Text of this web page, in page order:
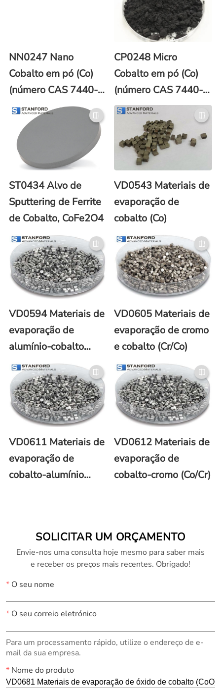
NN0247 Nano
Cobalto em pó (Co)
(número CAS 7440-
48-4)
CP0248 Micro
Cobalto em pó (Co)
(número CAS 7440-
48-4)
ST0434 Alvo de
Sputtering de Ferrite
de Cobalto, CoFe2O4
VD0543 Materiais de
evaporação de
cobalto (Co)
VD0594 Materiais de
evaporação de
alumínio-cobalto
(Al/Co)
VD0605 Materiais de
evaporação de cromo
e cobalto (Cr/Co)
VD0611 Materiais de
evaporação de
cobalto-alumínio
VD0612 Materiais de
evaporação de
cobalto-cromo (Co/Cr)
SOLICITAR UM ORÇAMENTO
Envie-nos uma consulta hoje mesmo para saber mais
e receber os preços mais recentes. Obrigado!
*O seu nome
*O seu correio eletrónico
Para um processamento rápido, utilize o endereço de e-
mail da sua empresa.
*Nome do produto